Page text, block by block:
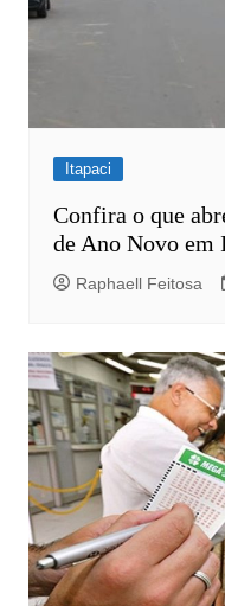
Itapaci
Confira o que
de Ano Novo em
Raphaell Feitosa